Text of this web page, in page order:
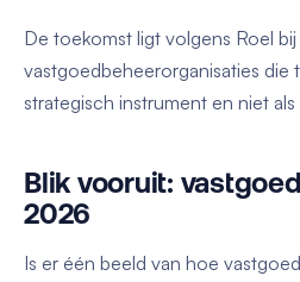
De toekomst ligt volgens Roel bij
vastgoedbeheerorganisaties die
strategisch instrument en niet
Blik vooruit:
2026
Is er één beeld van hoe